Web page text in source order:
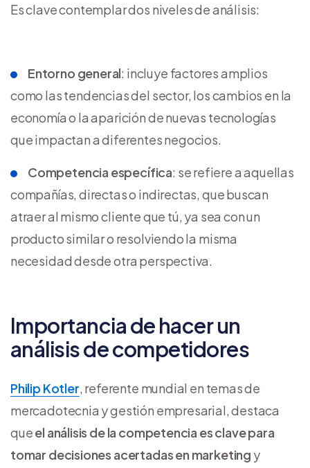
Es clave contemplar dos niveles de análisis:
Entorno general: incluye factores amplios
como las tendencias del sector, los cambios en la
economía o la aparición de nuevas tecnologías
que impactan a diferentes negocios.
Competencia específica: se refiere a aquellas
compañías, directas o indirectas, que buscan
atraer al mismo cliente que tú, ya sea con un
producto similar o resolviendo la misma
necesidad desde otra perspectiva.
Importancia de hacer un
análisis de competidores
Philip Kotler, referente mundial en temas de
mercadotecnia y gestión empresarial, destaca
queel análisis de la competencia es clave para
tomar decisiones acertadas en marketing y